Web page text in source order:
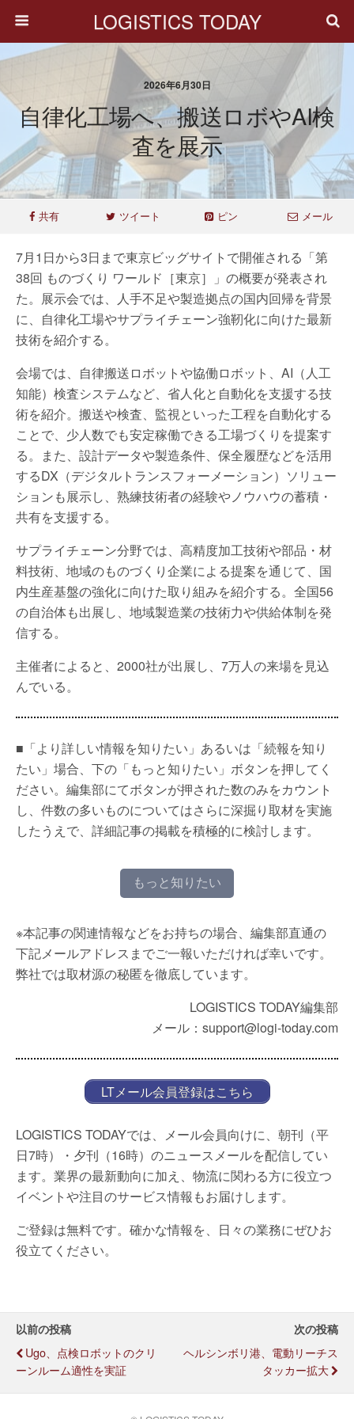
LOGISTICS TODAY
2026年6月30日
自律化工場へ、搬送ロボやAI検
査を展示
共有 ツイート ピン メール
7月1日から3日まで東京ビッグサイトで開催される「第
38回 ものづくり ワールド［東京］」の概要が発表され
た。展示会では、人手不足や製造拠点の国内回帰を背景
に、自律化工場やサプライチェーン強靭化に向けた最新
技術を紹介する。
会場では、自律搬送ロボットや協働ロボット、AI（人工
知能）検査システムなど、省人化と自動化を支援する技
術を紹介。搬送や検査、監視といった工程を自動化する
ことで、少人数でも安定稼働できる工場づくりを提案す
る。また、設計データや製造条件、保全履歴などを活用
するDX（デジタルトランスフォーメーション）ソリュー
ションも展示し、熟練技術者の経験やノウハウの蓄積・
共有を支援する。
サプライチェーン分野では、高精度加工技術や部品・材
料技術、地域のものづくり企業による提案を通じて、国
内生産基盤の強化に向けた取り組みを紹介する。全国56
の自治体も出展し、地域製造業の技術力や供給体制を発
信する。
主催者によると、2000社が出展し、7万人の来場を見込
んでいる。
■「より詳しい情報を知りたい」あるいは「続報を知り
たい」場合、下の「もっと知りたい」ボタンを押してく
ださい。編集部にてボタンが押された数のみをカウント
し、件数の多いものについてはさらに深掘り取材を実施
したうえで、詳細記事の掲載を積極的に検討します。
もっと知りたい
※本記事の関連情報などをお持ちの場合、編集部直通の
下記メールアドレスまでご一報いただければ幸いです。
弊社では取材源の秘匿を徹底しています。
LOGISTICS TODAY編集部
メール：support@logi-today.com
LTメール会員登録はこちら
LOGISTICS TODAYでは、メール会員向けに、朝刊（平
日7時）・夕刊（16時）のニュースメールを配信してい
ます。業界の最新動向に加え、物流に関わる方に役立つ
イベントや注目のサービス情報もお届けします。
ご登録は無料です。確かな情報を、日々の業務にぜひお
役立てください。
以前の投稿
Ugo、点検ロボットのクリ
ーンルーム適性を実証
次の投稿
ヘルシンボリ港、電動リーチス
タッカー拡大